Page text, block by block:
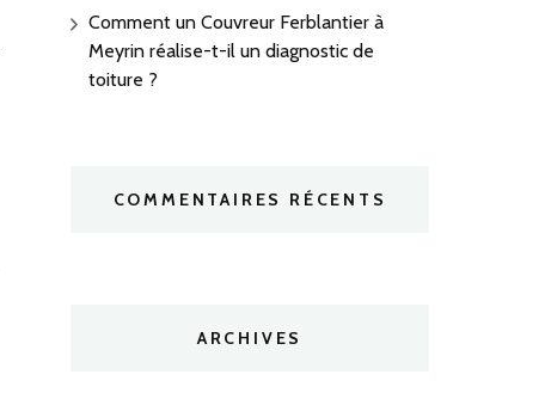
Comment un Couvreur Ferblantier à
Meyrin réalise-t-il un diagnostic de
toiture ?
COMMENTAIRES RÉCENTS
ARCHIVES